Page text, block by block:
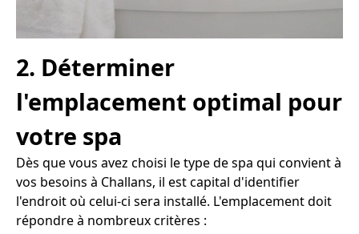
2. Déterminer
l'emplacement optimal pour
votre spa
Dès que vous avez choisi le type de spa qui convient à
vos besoins à Challans, il est capital d'identifier
l'endroit où celui-ci sera installé. L'emplacement doit
répondre à nombreux critères :